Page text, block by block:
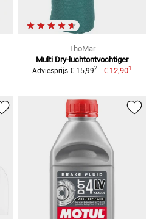
ThoMar
Multi Dry-luchtontvochtiger
Adviesprijs € 15,992 € 12,901